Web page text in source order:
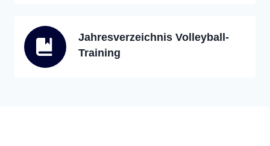
Jahresverzeichnis Volleyball-
Training